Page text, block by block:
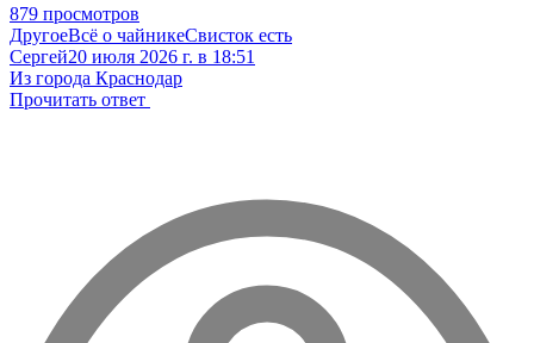
879 просмотров
ДругоеВсё о чайникеСвисток есть
Сергей20 июля 2026 г. в 18:51
Из города Краснодар
Прочитать ответ